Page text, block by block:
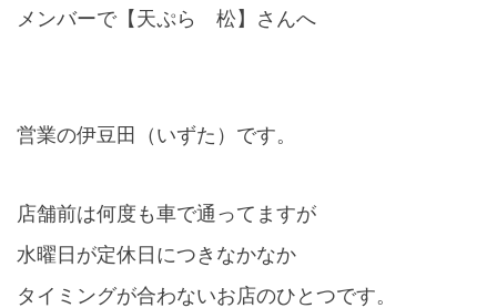
メンバーで【天ぷら 松】さんへ
営業の伊豆田（いずた）です。
店舗前は何度も車で通ってますが
水曜日が定休日につきなかなか
タイミングが合わないお店のひとつです。